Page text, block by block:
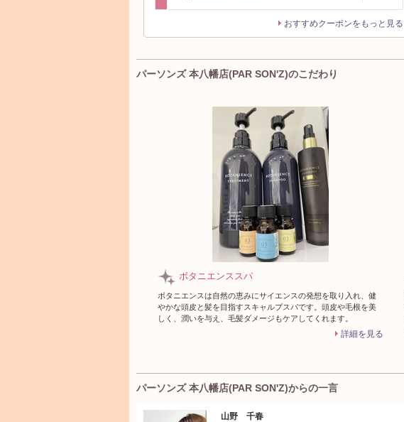
おすすめクーポンをもっと見る
パーソンズ 本八幡店(PAR SON'Z)のこだわり
ボタニエンススパ
ボタニエンスは自然の恵みにサイエンスの発想を取り入れ、健
やかな頭皮と髪を目指すスキャルプスパです。頭皮や毛根を美
しく、潤いを与え、毛髪ダメージもケアしてくれます。
詳細を見る
パーソンズ 本八幡店(PAR SON'Z)からの一言
山野 千春